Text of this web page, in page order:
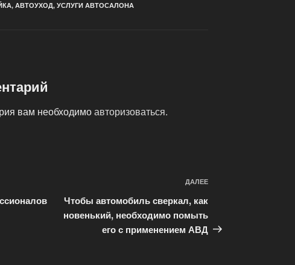
, АВТОУХОД, УСЛУГИ АВТОСАЛОНА
вам необходимоавторизоваться.
ДАЛЕЕ
Чтобы автомобиль сверкал, как
новенький, необходимо помыть
его с применением АВД